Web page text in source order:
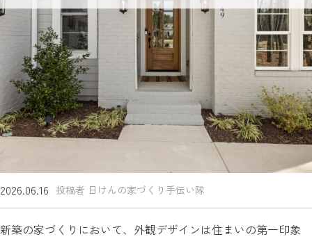
2026.06.16 投稿者 日けんの家づくり手伝い隊
新築の家づくりにおいて、外観デザインは住まいの第一印象